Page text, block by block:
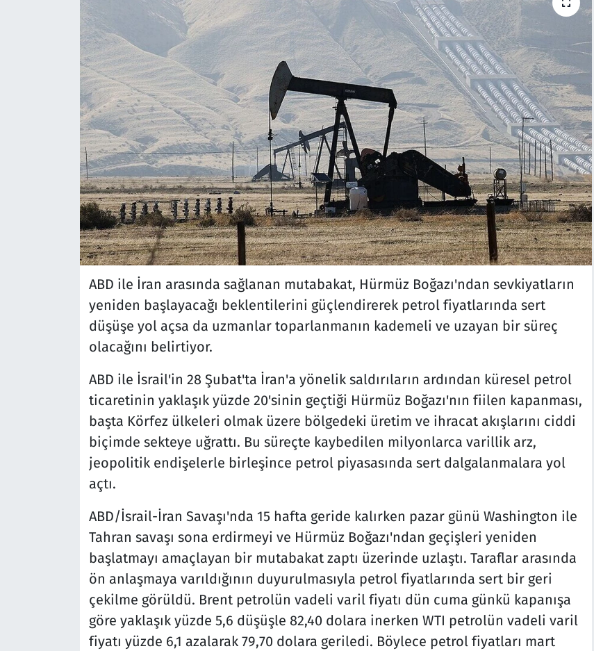
ABD ile İran arasında sağlanan mutabakat, Hürmüz Boğazı'ndan sevkiyatların
yeniden başlayacağı beklentilerini güçlendirerek petrol fiyatlarında sert
düşüşe yol açsa da uzmanlar toparlanmanın kademeli ve uzayan bir süreç
olacağını belirtiyor.
ABD ile İsrail'in 28 Şubat'ta İran'a yönelik saldırıların ardından küresel petrol
ticaretinin yaklaşık yüzde 20'sinin geçtiği Hürmüz Boğazı'nın fiilen kapanması,
başta Körfez ülkeleri olmak üzere bölgedeki üretim ve ihracat akışlarını ciddi
biçimde sekteye uğrattı. Bu süreçte kaybedilen milyonlarca varillik arz,
jeopolitik endişelerle birleşince petrol piyasasında sert dalgalanmalara yol
açtı.
ABD/İsrail-İran Savaşı'nda 15 hafta geride kalırken pazar günü Washington ile
Tahran savaşı sona erdirmeyi ve Hürmüz Boğazı'ndan geçişleri yeniden
başlatmayı amaçlayan bir mutabakat zaptı üzerinde uzlaştı. Taraflar arasında
ön anlaşmaya varıldığının duyurulmasıyla petrol fiyatlarında sert bir geri
çekilme görüldü. Brent petrolün vadeli varil fiyatı dün cuma günkü kapanışa
göre yaklaşık yüzde 5,6 düşüşle 82,40 dolara inerken WTI petrolün vadeli varil
fiyatı yüzde 6,1 azalarak 79,70 dolara geriledi. Böylece petrol fiyatları mart